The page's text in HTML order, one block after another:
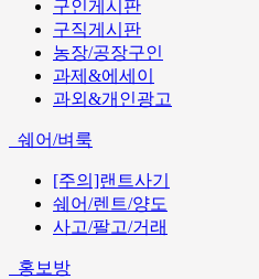
구인게시판
구직게시판
농장/공장구인
과제&에세이
과외&개인광고
쉐어/벼룩
[주의]랜트사기
쉐어/렌트/양도
사고/팔고/거래
홍보방